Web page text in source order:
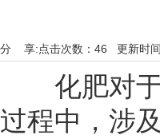
点击次数： 46 更新时
分 享:
化肥对于
过程中，涉